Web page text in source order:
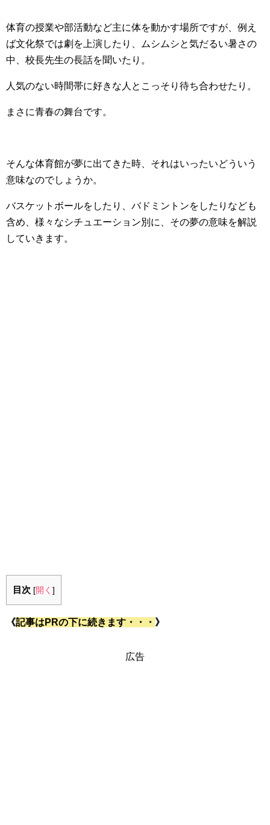
体育の授業や部活動など主に体を動かす場所ですが、例え
ば文化祭では劇を上演したり、ムシムシと気だるい暑さの
中、校長先生の長話を聞いたり。
人気のない時間帯に好きな人とこっそり待ち合わせたり。
まさに青春の舞台です。
そんな体育館が夢に出てきた時、それはいったいどういう
意味なのでしょうか。
バスケットボールをしたり、バドミントンをしたりなども
含め、様々なシチュエーション別に、その夢の意味を解説
していきます。
目次 [開く ]
《記事はPRの下に続きます・・・ 》
広告